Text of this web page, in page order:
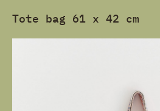
Tote bag 61 x 42 cm